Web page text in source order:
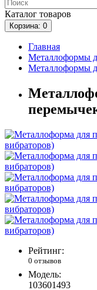
Каталог товаров
Корзина: 0
Главная
Металлоформы
Металлоформы
Рейтинг:
0 отзывов
Модель:
103601493